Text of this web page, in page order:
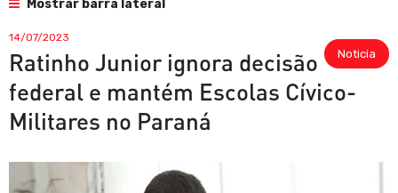
Mostrar barra lateral
Noticia
14/07/2023
Ratinho Junior ignora decisão
federal e mantém Escolas Cívico-
Militares no Paraná